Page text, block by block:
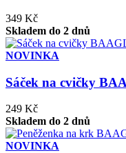
349 Kč
Skladem do 2 dnů
NOVINKA
Sáček na cvičky
249 Kč
Skladem do 2 dnů
NOVINKA